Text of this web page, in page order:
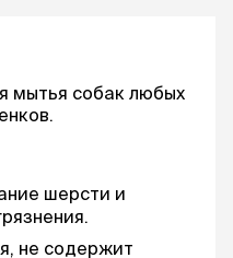
мытья собак любых
шерсти и
не содержит